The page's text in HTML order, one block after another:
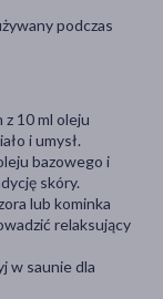
podczas
10 ml oleju
i umysł.
bazowego i
skóry.
lub kominka
relaksujący
w saunie dla